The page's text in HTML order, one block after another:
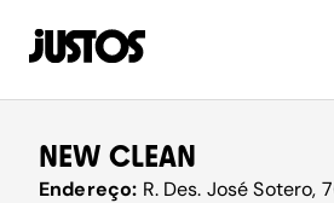
NEW CLEAN
Endereço: R. Des. José